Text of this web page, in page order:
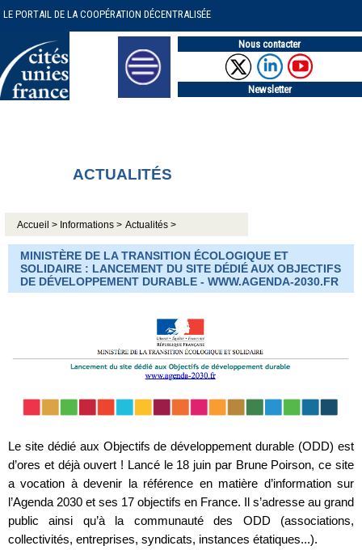
LE PORTAIL DE LA COOPÉRATION DÉCENTRALISÉE
Nous contacter
Newsletter
ACTUALITÉS
Accueil > Informations > Actualités >
MINISTÈRE DE LA TRANSITION ÉCOLOGIQUE ET
SOLIDAIRE : LANCEMENT DU SITE DÉDIÉ AUX OBJECTIFS
DE DÉVELOPPEMENT DURABLE - WWW.AGENDA-2030.FR
Le site dédié aux Objectifs de développement durable (ODD) est
d’ores et déjà ouvert ! Lancé le 18 juin par Brune Poirson, ce site
a vocation à devenir la référence en matière d’information sur
l’Agenda 2030 et ses 17 objectifs en France. Il s’adresse au grand
public ainsi qu’à la communauté des ODD (associations,
collectivités, entreprises, syndicats, instances étatiques...).